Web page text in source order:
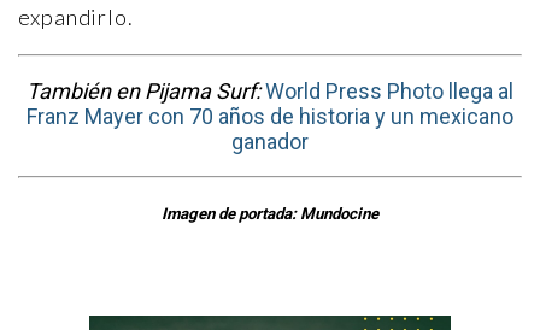
expandirlo.
También en Pijama Surf:World Press Photo llega al
Franz Mayer con 70 años de historia y un mexicano
ganador
Imagen de portada: Mundocine